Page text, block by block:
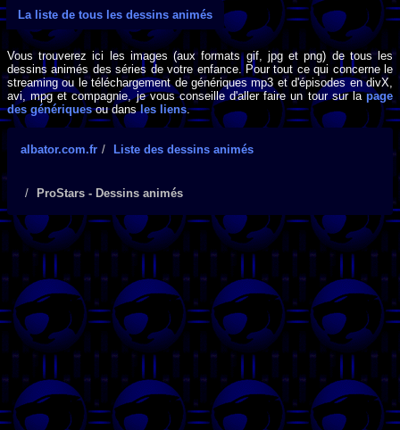
La liste de tous les dessins animés
Vous trouverez ici les images (aux formats gif, jpg et png) de tous les
dessins animés des séries de votre enfance. Pour tout ce qui concerne le
streaming ou le téléchargement de génériques mp3 et d'épisodes en divX,
avi, mpg et compagnie, je vous conseille d'aller faire un tour sur lapage
des génériquesou dansles liens.
albator.com.fr Liste des dessins animés
ProStars - Dessins animés